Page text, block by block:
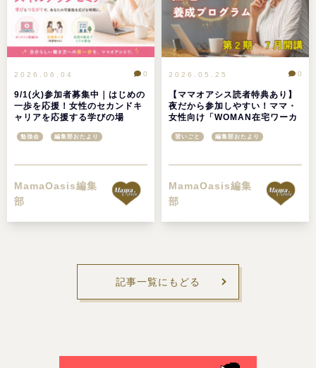
2026.06.04
9/1(火)参加者募集中｜はじめの
一歩を応援！女性のセカンドキ
ャリアを応援する学びの場
ー」
0
勉強会 編集部おたより
MamaOasis編集
部
2026.05.25
【ママオアシス読者特典あり】
夜だから参加しやすい！ママ・
女性向け「WOMAN在宅ワーカ
集
0
習いごと 編集部おたより
MamaOasis編集
部
記事一覧にもどる